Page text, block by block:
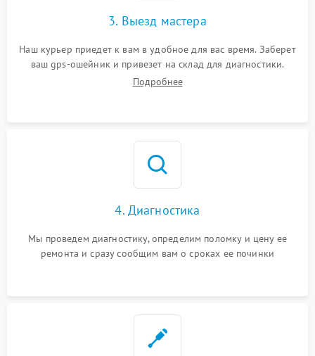
3. Выезд мастера
Наш курьер приедет к вам в удобное для вас время. Заберет
ваш gps-ошейник и привезет на склад для диагностики.
Подробнее
4. Диагностика
Мы проведем диагностику, определим поломку и цену ее
ремонта и сразу сообщим вам о сроках ее починки